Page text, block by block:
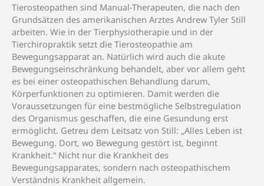
Tierosteopathen sind Manual-Therapeuten, die nach den
Grundsätzen des amerikanischen Arztes Andrew Tyler Still
arbeiten. Wie in der Tierphysiotherapie und in der
Tierchiropraktik setzt die Tierosteopathie am
Bewegungsapparat an. Natürlich wird auch die akute
Bewegungseinschränkung behandelt, aber vor allem geht
es bei einer osteopathischen Behandlung darum,
Körperfunktionen zu optimieren. Damit werden die
Voraussetzungen für eine bestmögliche Selbstregulation
des Organismus geschaffen, die eine Gesundung erst
ermöglicht. Getreu dem Leitsatz von Still: „Alles Leben ist
Bewegung. Dort, wo Bewegung gestört ist, beginnt
Krankheit.“ Nicht nur die Krankheit des
Bewegungsapparates, sondern nach osteopathischem
Verständnis Krankheit allgemein.